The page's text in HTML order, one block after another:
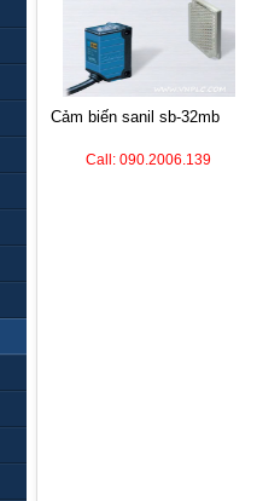
cảm biến sanil sb-32mb
Call: 090.2006.139